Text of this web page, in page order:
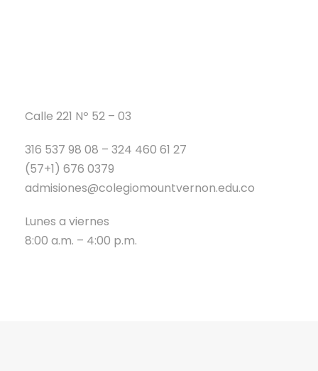
Calle 221 Nº 52 – 03
316 537 98 08 – 324 460 61 27
(57+1) 676 0379
admisiones@colegiomountvernon.edu.co
Lunes a viernes
8:00 a.m. – 4:00 p.m.